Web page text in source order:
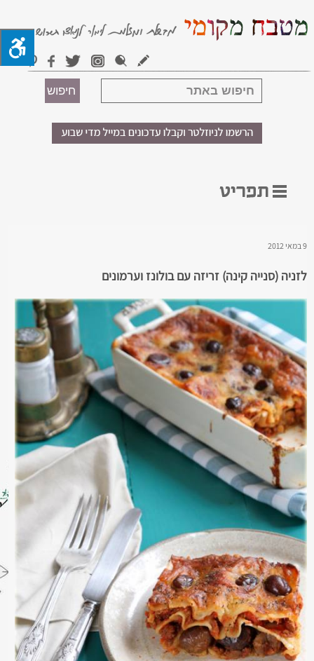
9 במאי 2012
לזניה (סנייה קינה) זריזה עם בולונז וערמונים